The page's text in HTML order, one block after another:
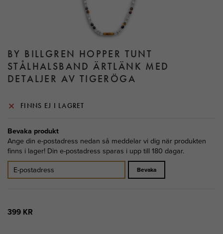
BY BILLGREN HOPPER TUNT
STÅLHALSBAND ÄRTLÄNK MED
DETALJER AV TIGERÖGA
399 KR
FINNS EJ I LAGRET
Bevaka produkt
Ange din e-postadress nedan så meddelar vi dig när produkten
finns i lager! Din e-postadress sparas i upp till 180 dagar.
Bevaka